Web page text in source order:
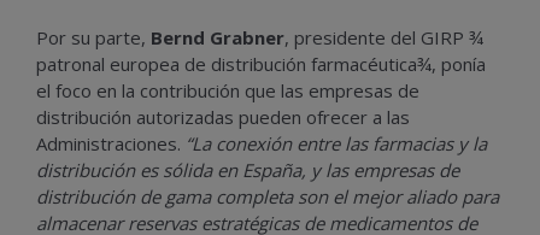
Por su parte, Bernd Grabner, presidente del GIRP ¾
patronal europea de distribución farmacéutica¾, ponía
el foco en la contribución que las empresas de
distribución autorizadas pueden ofrecer a las
Administraciones. “La conexión entre las farmacias y la
distribución es sólida en España, y las empresas de
distribución de gama completa son el mejor aliado para
almacenar reservas estratégicas de medicamentos de